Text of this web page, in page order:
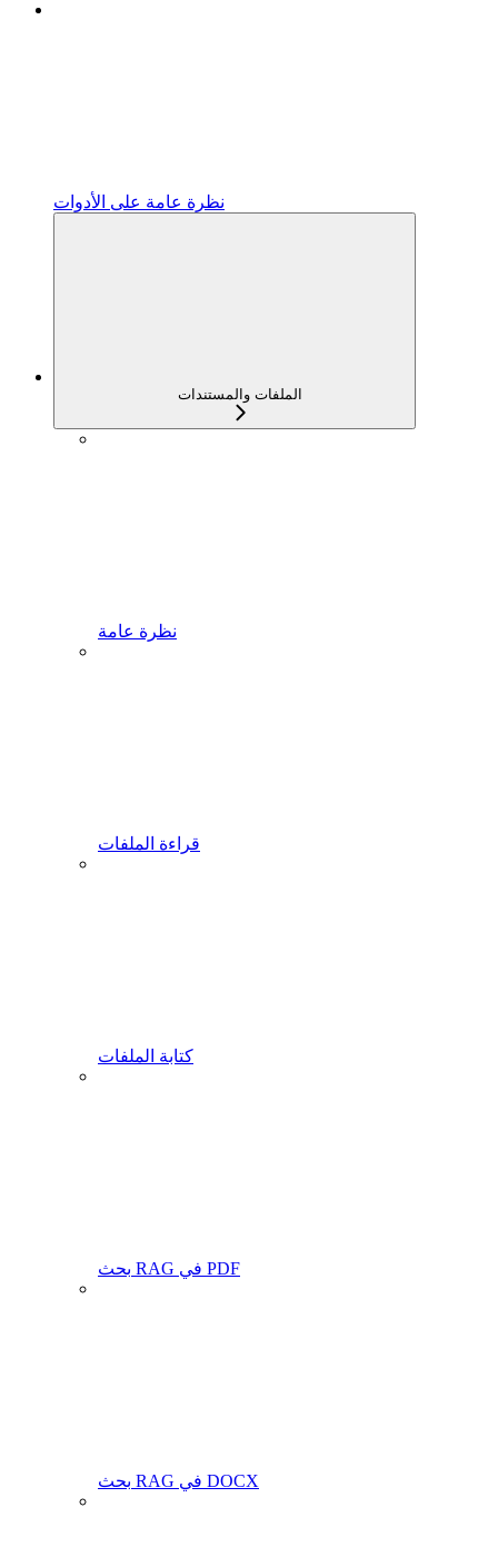
نظرة عامة على الأدوات
الملفات والمستندات
نظرة عامة
قراءة الملفات
كتابة الملفات
بحث RAG في PDF
بحث RAG في DOCX